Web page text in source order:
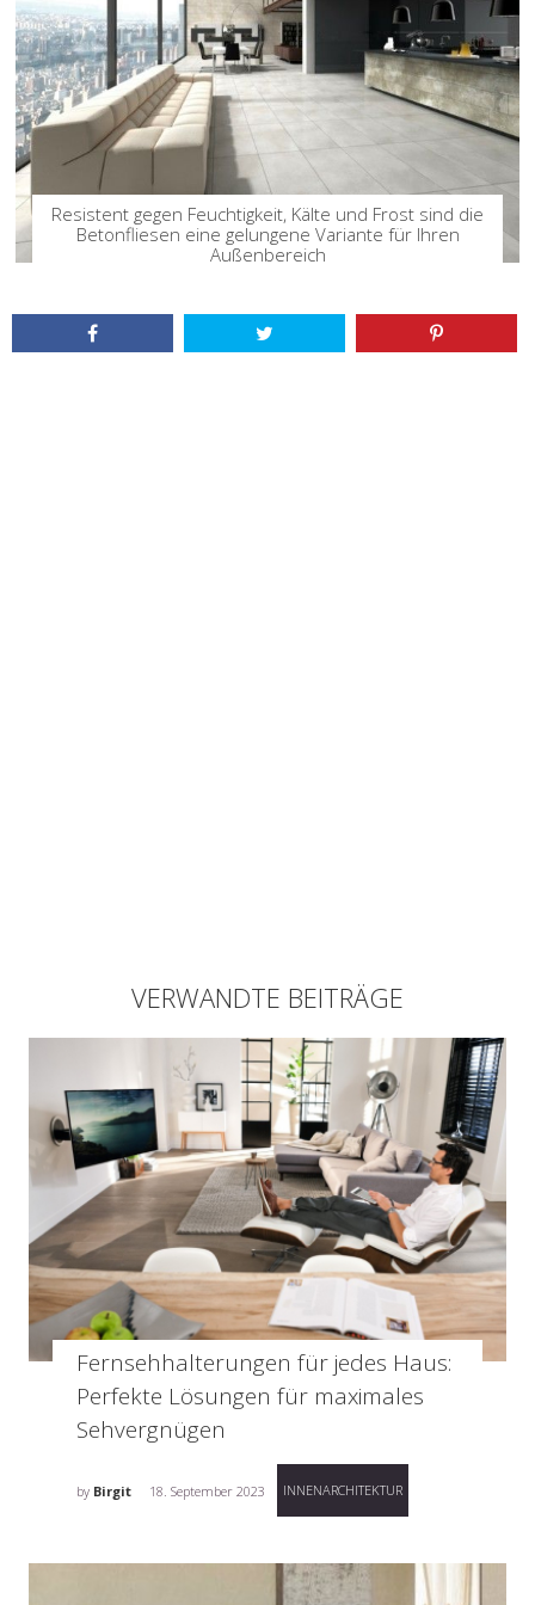
Resistent gegen Feuchtigkeit, Kälte und Frost sind die
Betonfliesen eine gelungene Variante für Ihren
Außenbereich
VERWANDTE BEITRÄGE
Fernsehhalterungen für jedes Haus:
Perfekte Lösungen für maximales
Sehvergnügen
by Birgit 18. September 2023 INNENARCHITEKTUR